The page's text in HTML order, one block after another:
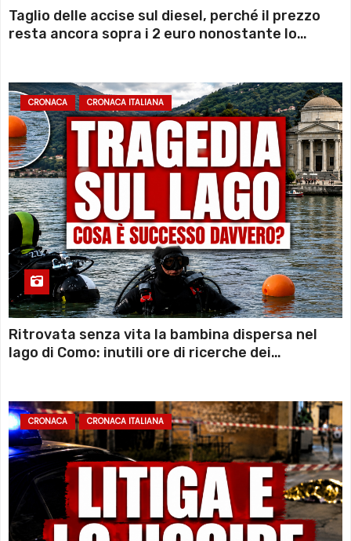
Taglio delle accise sul diesel, perché il prezzo
resta ancora sopra i 2 euro nonostante lo
CRONACA CRONACA ITALIANA
Ritrovata senza vita la bambina dispersa nel
lago di Como: inutili ore di ricerche dei
CRONACA CRONACA ITALIANA